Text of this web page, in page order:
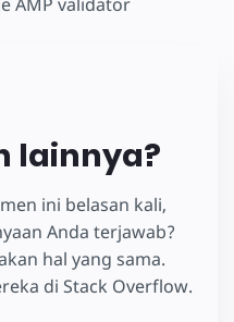
lainnya?
ini belasan kali,
Anda terjawab?
hal yang sama.
di Stack Overflow.